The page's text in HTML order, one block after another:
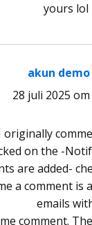
yours lol
akun
28 juli 2025 om
originally
on the -
are added-
a comment is
emails
comment.